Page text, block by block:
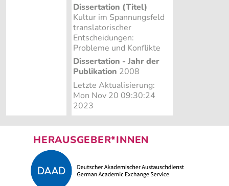
Dissertation (Titel)
Kultur im Spannungsfeld
translatorischer
Entscheidungen:
Probleme und Konflikte
Dissertation - Jahr der
Publikation 2008
Letzte Aktualisierung:
Mon Nov 20 09:30:24
2023
HERAUSGEBER*INNEN